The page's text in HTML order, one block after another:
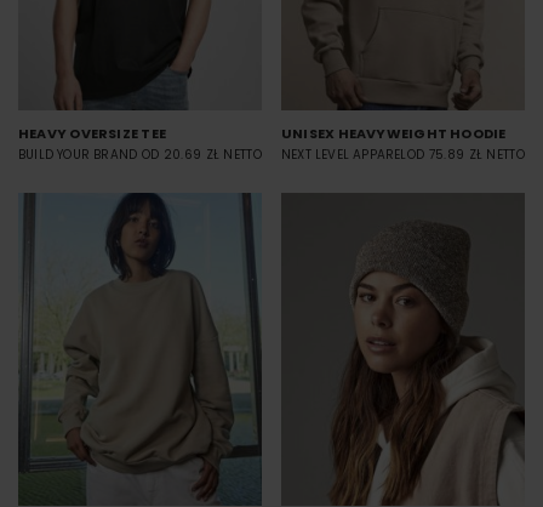
HEAVY OVERSIZE TEE
BUILD YOUR BRAND OD 20.69 ZŁ NETTO
UNISEX HEAVYWEIGHT HOODIE
NEXT LEVEL APPARELOD 75.89 ZŁ NETTO